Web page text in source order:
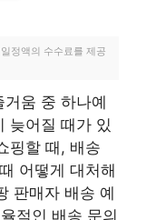
정액의 수수료를 제공
움 중 하나예
늦어질 때가 있
핑할 때, 배송
어떻게 대처해
판매자 배송 예
적인 배송 문의